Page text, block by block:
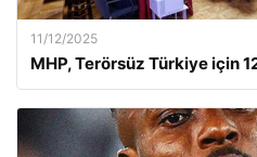
11/12/2025
MHP, Terörsüz Türkiye için